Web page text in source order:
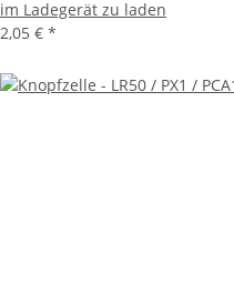
im Ladegerät zu laden
2,05 € *